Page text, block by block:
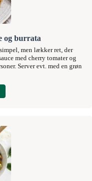
og burrata
men lækker ret, der
med cherry tomater og
Server evt. med en grøn